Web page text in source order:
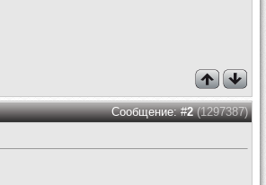
Сообщение: #2(1297387)